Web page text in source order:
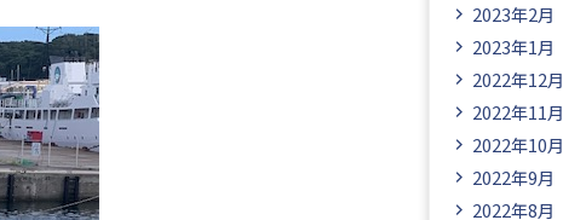
2023年2月
2023年1月
2022年12月
2022年11月
2022年10月
2022年9月
2022年8月